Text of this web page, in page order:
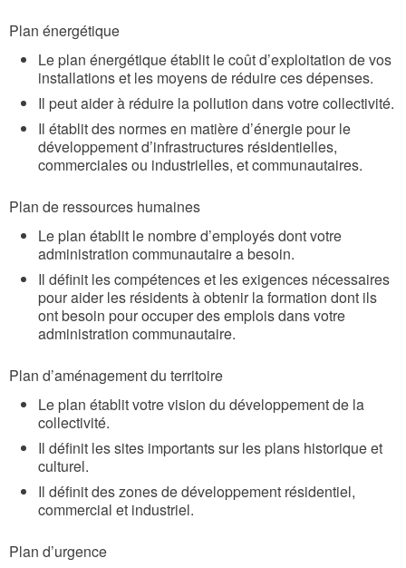
Plan énergétique
Le plan énergétique établit le coût d’exploitation de vos
installations et les moyens de réduire ces dépenses.
Il peut aider à réduire la pollution dans votre collectivité.
Il établit des normes en matière d’énergie pour le
développement d’infrastructures résidentielles,
commerciales ou industrielles, et communautaires.
Plan de ressources humaines
Le plan établit le nombre d’employés dont votre
administration communautaire a besoin.
Il définit les compétences et les exigences nécessaires
pour aider les résidents à obtenir la formation dont ils
ont besoin pour occuper des emplois dans votre
administration communautaire.
Plan d’aménagement du territoire
Le plan établit votre vision du développement de la
collectivité.
Il définit les sites importants sur les plans historique et
culturel.
Il définit des zones de développement résidentiel,
commercial et industriel.
Plan d’urgence